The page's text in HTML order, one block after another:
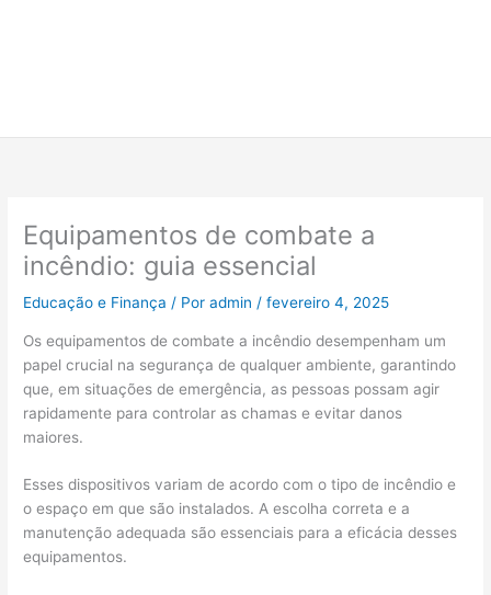
Equipamentos de combate a
incêndio: guia essencial
Educação e Finança / Poradmin /fevereiro 4, 2025
Os equipamentos de combate a incêndio desempenham um
papel crucial na segurança de qualquer ambiente, garantindo
que, em situações de emergência, as pessoas possam agir
rapidamente para controlar as chamas e evitar danos
maiores.
Esses dispositivos variam de acordo com o tipo de incêndio e
o espaço em que são instalados. A escolha correta e a
manutenção adequada são essenciais para a eficácia desses
equipamentos.